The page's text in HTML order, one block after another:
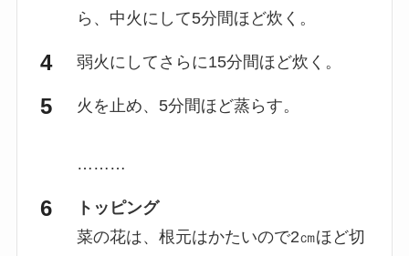
ら、中火にして5分間ほど炊く。
弱火にしてさらに15分間ほど炊く。
火を止め、5分間ほど蒸らす。
………
トッピング
菜の花は、根元はかたいので2㎝ほど切